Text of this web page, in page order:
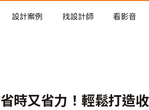
老屋預算分配與高 CP 值
設計案例 找設計師 看影音
時又省力！輕鬆打造